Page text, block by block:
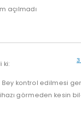
açılmadı
ki:
Bey kontrol edilmesi
görmeden kesin